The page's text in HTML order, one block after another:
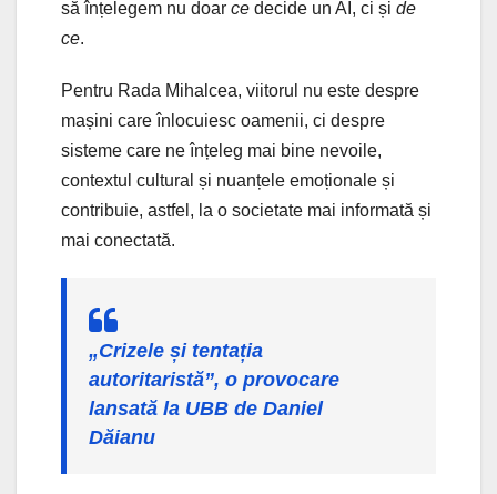
să înțelegem nu doar ce decide un AI, ci și de
ce.
Pentru Rada Mihalcea, viitorul nu este despre
mașini care înlocuiesc oamenii, ci despre
sisteme care ne înțeleg mai bine nevoile,
contextul cultural și nuanțele emoționale și
contribuie, astfel, la o societate mai informată și
mai conectată.
„Crizele și tentația
autoritaristă”, o provocare
lansată la UBB de Daniel
Dăianu